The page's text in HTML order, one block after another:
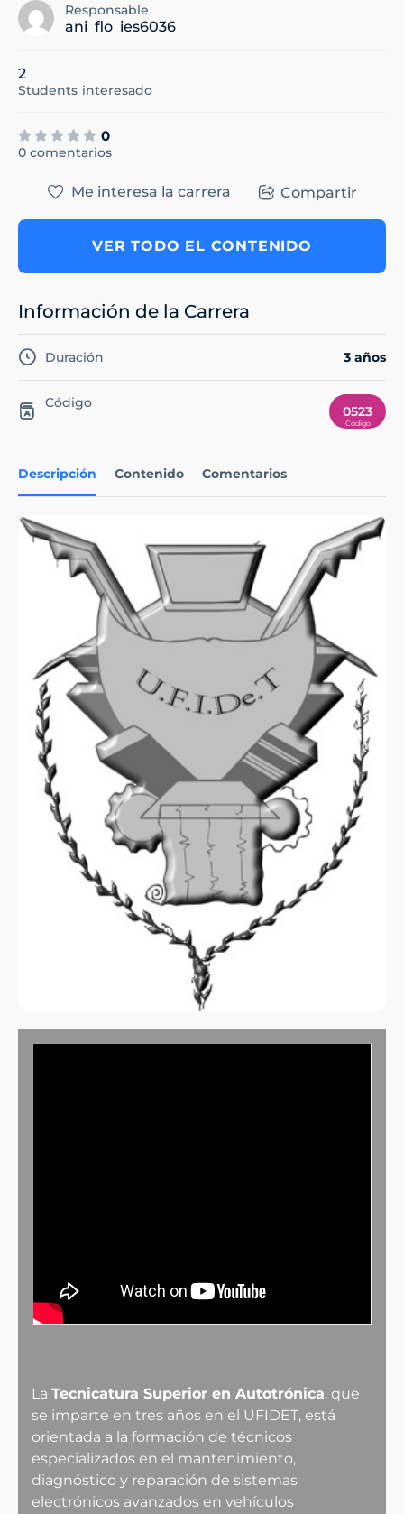
Responsable
ani_flo_ies6036
2
Students interesado
0
0 comentarios
Descripción Contenido Comentarios
La Tecnicatura Superior en Autotrónica, que
se imparte en tres años en el UFIDET, está
orientada a la formación de técnicos
especializados en el mantenimiento,
diagnóstico y reparación de sistemas
electrónicos avanzados en vehículos
Me interesa la carrera Compartir
VER TODO EL CONTENIDO
Información de la Carrera
Duración 3 años
Código
0523